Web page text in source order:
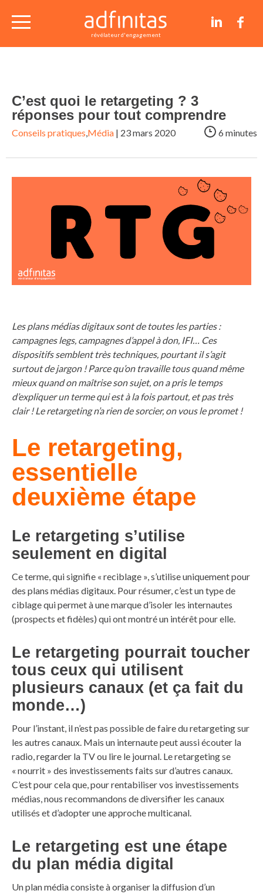
révélateur d'engagement
nos études de cas
contact
C’est quoi le retargeting ? 3
réponses pour tout comprendre
Conseils pratiques,Média | 23 mars 2020 6 minutes
Les plans médias digitaux sont de toutes les parties :
campagnes legs, campagnes d’appel à don, IFI… Ces
dispositifs semblent très techniques, pourtant il s’agit
surtout de jargon ! Parce qu’on travaille tous quand même
mieux quand on maîtrise son sujet, on a pris le temps
d’expliquer un terme qui est à la fois partout, et pas très
clair ! Le retargeting n’a rien de sorcier, on vous le promet !
Le retargeting,
essentielle
deuxième étape
Le retargeting s’utilise
seulement en digital
Ce terme, qui signifie « reciblage », s’utilise uniquement pour
des plans médias digitaux. Pour résumer, c’est un type de
ciblage qui permet à une marque d’isoler les internautes
(prospects et fidèles) qui ont montré un intérêt pour elle.
Le retargeting pourrait toucher
tous ceux qui utilisent
plusieurs canaux (et ça fait du
monde…)
Pour l’instant, il n’est pas possible de faire du retargeting sur
les autres canaux. Mais un internaute peut aussi écouter la
radio, regarder la TV ou lire le journal. Le retargeting se
« nourrit » des investissements faits sur d’autres canaux.
C’est pour cela que, pour rentabiliser vos investissements
médias, nous recommandons de diversifier les canaux
utilisés et d’adopter une approche multicanal.
Le retargeting est une étape
du plan média digital
Un plan média consiste à organiser la diffusion d’un